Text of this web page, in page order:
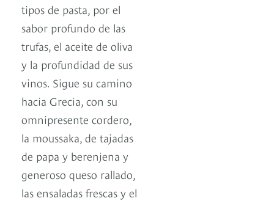
tipos de pasta, por el
sabor profundo de las
trufas, el aceite de oliva
y la profundidad de sus
vinos. Sigue su camino
hacia Grecia, con su
omnipresente cordero,
la moussaka, de tajadas
de papa y berenjena y
generoso queso rallado,
las ensaladas frescas y el